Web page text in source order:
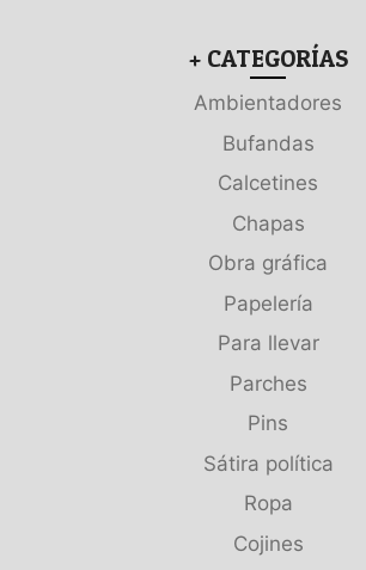
+ CATEGORÍAS
Ambientadores
Bufandas
Calcetines
Chapas
Obra gráfica
Papelería
Para llevar
Parches
Pins
Sátira política
Ropa
Cojines